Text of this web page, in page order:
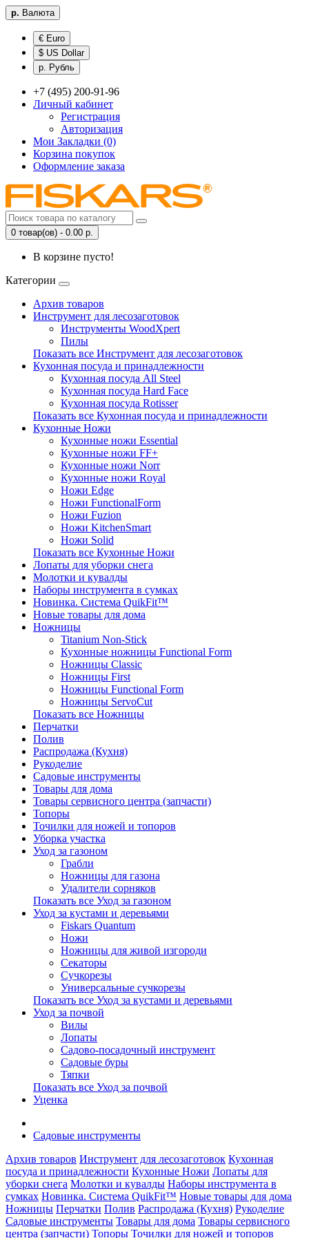
р. Валюта
€ Euro
$ US Dollar
р. Рубль
+7 (495) 200-91-96
Личный кабинет
Регистрация
Авторизация
Мои Закладки (0)
Корзина покупок
Оформление заказа
0 товар(ов) - 0.00 р.
В корзине пусто!
Категории
Архив товаров
Инструмент для лесозаготовок
Инструменты WoodXpert
Пилы
Показать все Инструмент для лесозаготовок
Кухонная посуда и принадлежности
Кухонная посуда All Steel
Кухонная посуда Hard Face
Кухонная посуда Rotisser
Показать все Кухонная посуда и принадлежности
Кухонные Ножи
Кухонные ножи Essential
Кухонные ножи FF+
Кухонные ножи Norr
Кухонные ножи Royal
Ножи Edge
Ножи FunctionalForm
Ножи Fuzion
Ножи KitchenSmart
Ножи Solid
Показать все Кухонные Ножи
Лопаты для уборки снега
Молотки и кувалды
Наборы инструмента в сумках
Новинка. Система QuikFit™
Новые товары для дома
Ножницы
Titanium Non-Stick
Кухонные ножницы Functional Form
Ножницы Classic
Ножницы First
Ножницы Functional Form
Ножницы ServoCut
Показать все Ножницы
Перчатки
Полив
Распродажа (Кухня)
Рукоделие
Садовые инструменты
Товары для дома
Товары сервисного центра (запчасти)
Топоры
Точилки для ножей и топоров
Уборка участка
Уход за газоном
Грабли
Ножницы для газона
Удалители сорняков
Показать все Уход за газоном
Уход за кустами и деревьями
Fiskars Quantum
Ножи
Ножницы для живой изгороди
Секаторы
Сучкорезы
Универсальные сучкорезы
Показать все Уход за кустами и деревьями
Уход за почвой
Вилы
Лопаты
Садово-посадочный инструмент
Садовые буры
Тяпки
Показать все Уход за почвой
Уценка
Садовые инструменты
Архив товаров Инструмент для лесозаготовок Кухонная
посуда и принадлежности Кухонные Ножи Лопаты для
уборки снега Молотки и кувалды Наборы инструмента в
сумках Новинка. Система QuikFit™ Новые товары для дома
Ножницы Перчатки Полив Распродажа (Кухня) Рукоделие
Садовые инструменты Товары для дома Товары сервисного
центра (запчасти) Топоры Точилки для ножей и топоров